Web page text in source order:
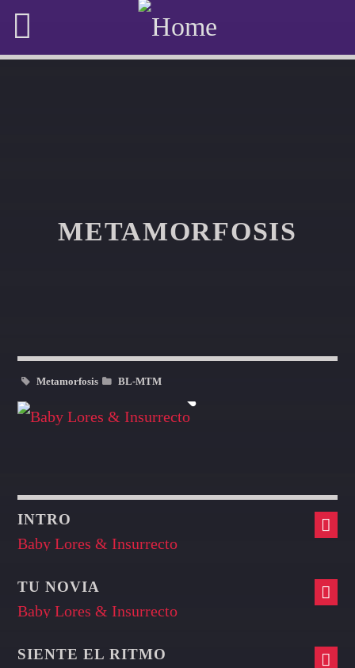
METAMORFOSIS
Metamorfosis BL-MTM
INTRO
Baby Lores & Insurrecto
TU NOVIA
Baby Lores & Insurrecto
SIENTE EL RITMO